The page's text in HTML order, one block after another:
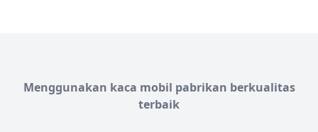
Menggunakan kaca mobil pabrikan berkualitas
terbaik